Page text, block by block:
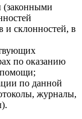
(законными
и склонностей, в
по оказанию
помощи;
по данной
журналы,